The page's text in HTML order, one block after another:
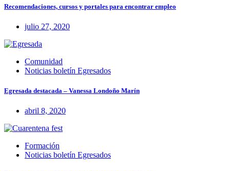
Recomendaciones, cursos y portales para encontrar empleo
julio 27, 2020
Comunidad
Noticias boletín Egresados
Egresada destacada – Vanessa Londoño Marín
abril 8, 2020
Formación
Noticias boletín Egresados